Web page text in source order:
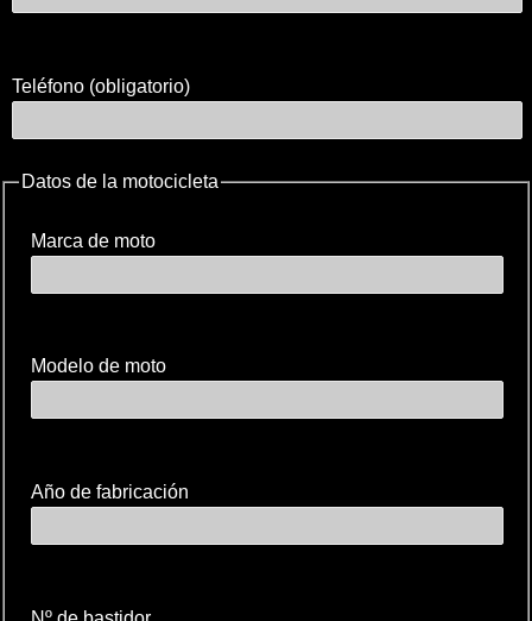
Teléfono (obligatorio)
Datos de la motocicleta
Marca de moto
Modelo de moto
Año de fabricación